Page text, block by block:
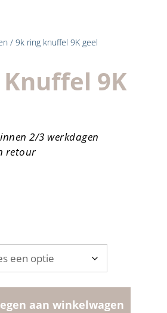
/ 9k ring knuffel 9K geel
9K
2/3 werkdagen
retour
aan winkelwagen